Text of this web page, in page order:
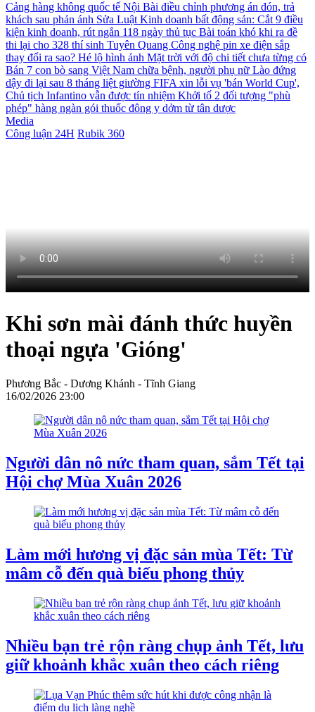
Cảng hàng không quốc tế Nội Bài điều chỉnh phương án đón, trả
khách sau phản ánh Sửa Luật Kinh doanh bất động sản: Cắt 9 điều
kiện kinh doanh, rút ngắn 118 ngày thủ tục Bài toán khó khi ra đề
thi lại cho 328 thí sinh Tuyên Quang Công nghệ pin xe điện sắp
thay đổi ra sao? Hé lộ hình ảnh Mặt trời với độ chi tiết chưa từng có
Bán 7 con bò sang Việt Nam chữa bệnh, người phụ nữ Lào đứng
dậy đi lại sau 8 tháng liệt giường FIFA xin lỗi vụ 'bán World Cup',
Chủ tịch Infantino vẫn được tín nhiệm Khởi tố 2 đối tượng "phù
phép" hàng ngàn gói thuốc đông y dởm từ tân dược
Media
Công luận 24H Rubik 360
Khi sơn mài đánh thức huyền
thoại ngựa 'Gióng'
Phương Bắc - Dương Khánh - Tĩnh Giang
16/02/2026 23:00
Người dân nô nức tham quan, sắm Tết tại
Hội chợ Mùa Xuân 2026
Làm mới hương vị đặc sản mùa Tết: Từ
mâm cỗ đến quà biếu phong thủy
Nhiều bạn trẻ rộn ràng chụp ảnh Tết, lưu
giữ khoảnh khắc xuân theo cách riêng